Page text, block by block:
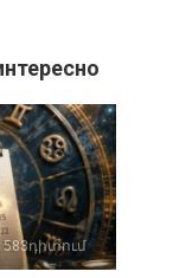
583դիտում